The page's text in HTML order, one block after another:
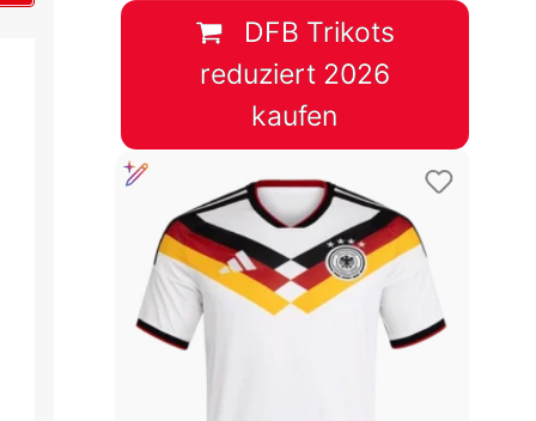
&
Tabelle
Tabelle
DFB Trikots
reduziert 2026
kaufen